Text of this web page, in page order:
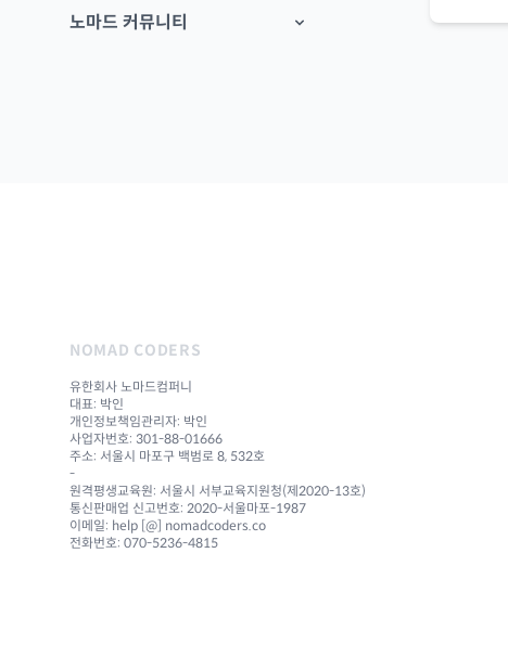
노마드 커뮤니티
NOMAD CODERS
유한회사 노마드컴퍼니
대표: 박인
개인정보책임관리자: 박인
사업자번호: 301-88-01666
주소: 서울시 마포구 백범로 8, 532호
-
원격평생교육원: 서울시 서부교육지원청(제2020-13호)
통신판매업 신고번호: 2020-서울마포-1987
이메일: help [@] nomadcoders.co
전화번호: 070-5236-4815